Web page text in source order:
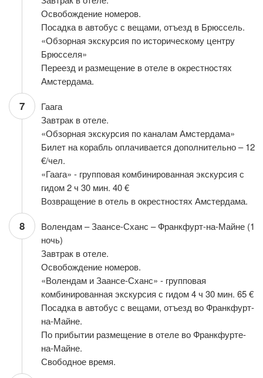
Освобождение номеров.
Посадка в автобус с вещами, отъезд в Брюссель.
«Обзорная экскурсия по историческому центру
Брюсселя»
Переезд и размещение в отеле в окрестностях
Амстердама.
7
Гаага
Завтрак в отеле.
«Обзорная экскурсия по каналам Амстердама»
Билет на корабль оплачивается дополнительно – 12
€/чел.
«Гаага» - групповая комбинированная экскурсия с
гидом 2 ч 30 мин. 40 €
Возвращение в отель в окрестностях Амстердама.
8
Волендам – Заансе-Сханс – Франкфурт-на-Майне (1
ночь)
Завтрак в отеле.
Освобождение номеров.
«Волендам и Заансе-Сханс» - групповая
комбинированная экскурсия с гидом 4 ч 30 мин. 65 €
Посадка в автобус с вещами, отъезд во Франкфурт-
на-Майне.
По прибытии размещение в отеле во Франкфурте-
на-Майне.
Свободное время.